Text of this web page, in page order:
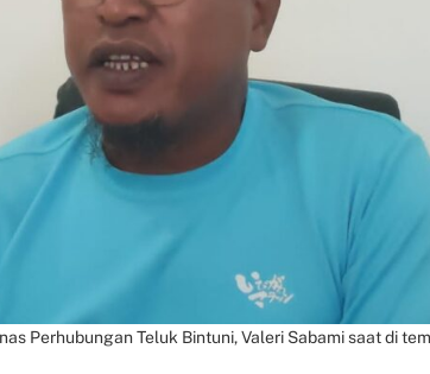
Perhubungan Teluk Bintuni, Valeri Sabami saat di